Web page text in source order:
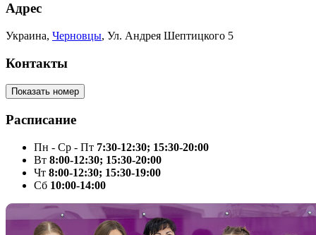
Адрес
Украина, Черновцы, Ул. Андрея Шептицкого 5
Контакты
Показать номер
Расписание
Пн - Ср - Пт 7:30-12:30; 15:30-20:00
Вт 8:00-12:30; 15:30-20:00
Чт 8:00-12:30; 15:30-19:00
Сб 10:00-14:00